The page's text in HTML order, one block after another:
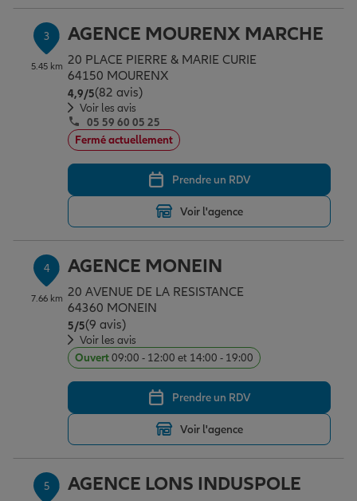
Garantie des accidents de la vie
Assurance scolaire
Protection juridique
Retraite
Tous nos devis d'assurance
3
5.45 km
AGENCE MOURENX MARCHE
20 PLACE PIERRE & MARIE CURIE
64150 MOURENX
4,9/5Note de 4.9 sur 5
(82 avis)
Voir les avis
05 59 60 05 25
Fermé actuellement
Prendre un RDV
Voir l'agence
4
7.66 km
AGENCE MONEIN
20 AVENUE DE LA RESISTANCE
64360 MONEIN
5/5Note de 5 sur 5
(9 avis)
Voir les avis
Ouvert09:00 - 12:00 et 14:00 - 19:00
Prendre un RDV
Voir l'agence
5 AGENCE LONS INDUSPOLE